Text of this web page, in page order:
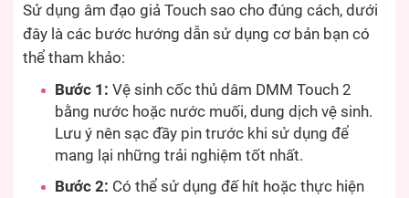
Sử dụng âm đạo giả Touch sao cho đúng cách, dưới
đây là các bước hướng dẫn sử dụng cơ bản bạn có
thể tham khảo:
Bước 1: Vệ sinh cốc thủ dâm DMM Touch 2
bằng nước hoặc nước muối, dung dịch vệ sinh.
Lưu ý nên sạc đầy pin trước khi sử dụng để
mang lại những trải nghiệm tốt nhất.
Bước 2: Có thể sử dụng đế hít hoặc thực hiện